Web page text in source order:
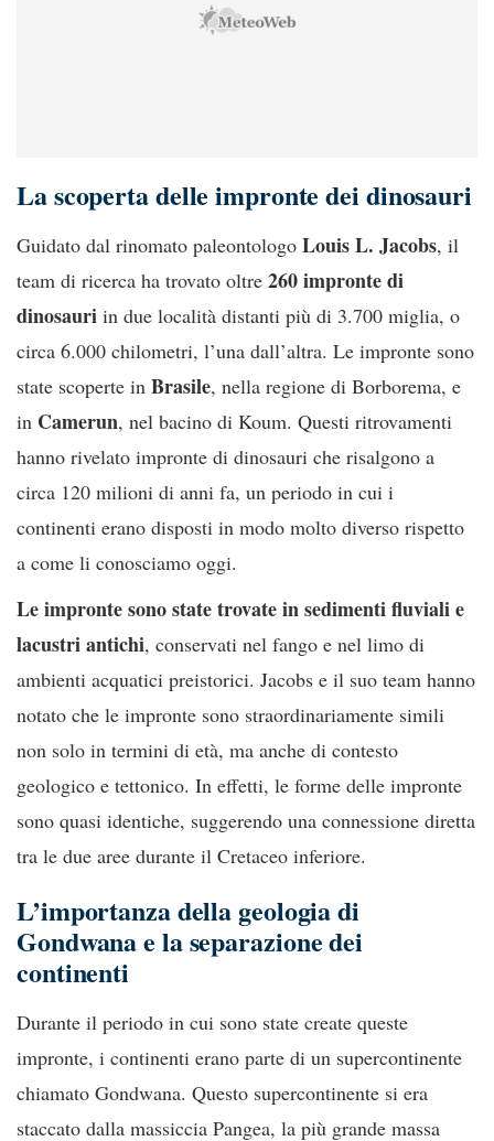
La scoperta delle impronte dei dinosauri
Guidato dal rinomato paleontologo Louis L. Jacobs, il
team di ricerca ha trovato oltre 260 impronte di
dinosauri in due località distanti più di 3.700 miglia, o
circa 6.000 chilometri, l’una dall’altra. Le impronte sono
state scoperte in Brasile, nella regione di Borborema, e
in Camerun, nel bacino di Koum. Questi ritrovamenti
hanno rivelato impronte di dinosauri che risalgono a
circa 120 milioni di anni fa, un periodo in cui i
continenti erano disposti in modo molto diverso rispetto
a come li conosciamo oggi.
Le impronte sono state trovate in sedimenti fluviali e
lacustri antichi, conservati nel fango e nel limo di
ambienti acquatici preistorici. Jacobs e il suo team hanno
notato che le impronte sono straordinariamente simili
non solo in termini di età, ma anche di contesto
geologico e tettonico. In effetti, le forme delle impronte
sono quasi identiche, suggerendo una connessione diretta
tra le due aree durante il Cretaceo inferiore.
L’importanza della geologia di
Gondwana e la separazione dei
continenti
Durante il periodo in cui sono state create queste
impronte, i continenti erano parte di un supercontinente
chiamato Gondwana. Questo supercontinente si era
staccato dalla massiccia Pangea, la più grande massa